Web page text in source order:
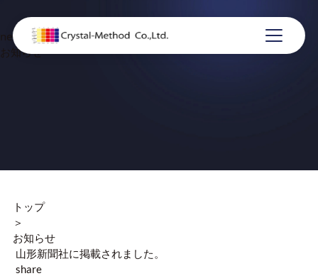
news
お知らせ
トップ
＞
お知らせ
山形新聞社に掲載されました。
share